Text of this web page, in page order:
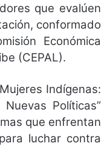
que evalúen
conformado
Económica
(CEPAL).
Indígenas:
Políticas”
que enfrentan
luchar contra